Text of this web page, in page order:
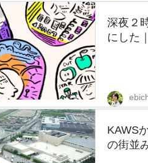
深夜２
にした
KAWS
の街並